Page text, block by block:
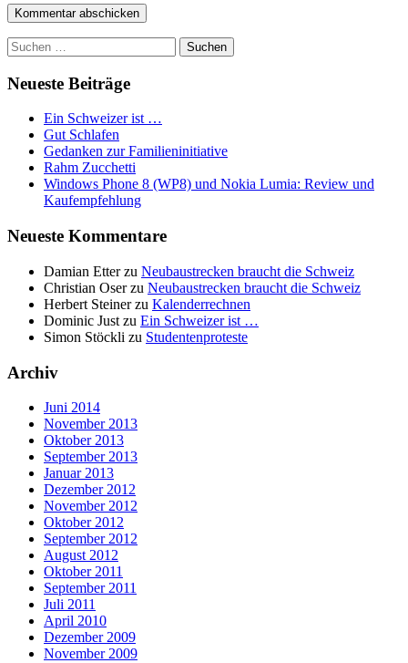
Suchen
nach:
Neueste Beiträge
Ein Schweizer ist …
Gut Schlafen
Gedanken zur Familieninitiative
Rahm Zucchetti
Windows Phone 8 (WP8) und Nokia Lumia: Review und
Kaufempfehlung
Neueste Kommentare
Damian Etterzu Neubaustrecken braucht die Schweiz
Christian Oserzu Neubaustrecken braucht die Schweiz
Herbert Steinerzu Kalenderrechnen
Dominic Just zu Ein Schweizer ist …
Simon Stöckli zu Studentenproteste
Archiv
Juni 2014
November 2013
Oktober 2013
September 2013
Januar 2013
Dezember 2012
November 2012
Oktober 2012
September 2012
August 2012
Oktober 2011
September 2011
Juli 2011
April 2010
Dezember 2009
November 2009